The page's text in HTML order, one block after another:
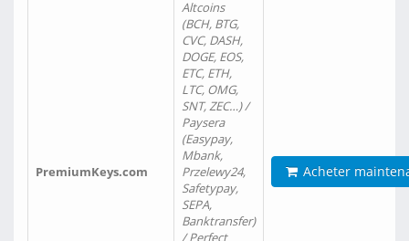
PremiumKeys.com
Altcoins
(BCH, BTG,
CVC, DASH,
DOGE, EOS,
ETC, ETH,
LTC, OMG,
SNT, ZEC…) /
Paysera
(Easypay,
Mbank,
Przelewy24,
Safetypay,
SEPA,
Banktransfer)
/ Perfect
Acheter